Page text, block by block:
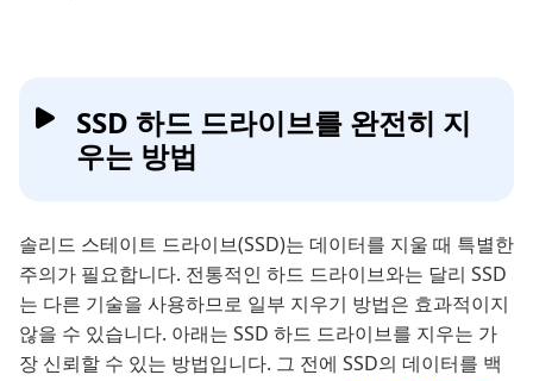
SSD 하드 드라이브를 완전히 지
우는 방법
솔리드 스테이트 드라이브(SSD)는 데이터를 지울 때 특별한
주의가 필요합니다. 전통적인 하드 드라이브와는 달리 SSD
는 다른 기술을 사용하므로 일부 지우기 방법은 효과적이지
않을 수 있습니다. 아래는 SSD 하드 드라이브를 지우는 가
장 신뢰할 수 있는 방법입니다. 그 전에 SSD의 데이터를 백